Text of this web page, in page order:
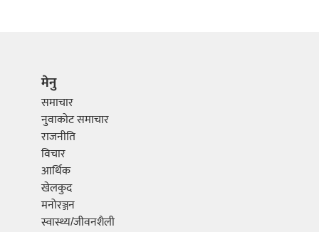
मेनु
समाचार
नुवाकोट समाचार
राजनीति
विचार
आर्थिक
खेलकुद
मनोरञ्जन
स्वास्थ्य/जीवनशैली